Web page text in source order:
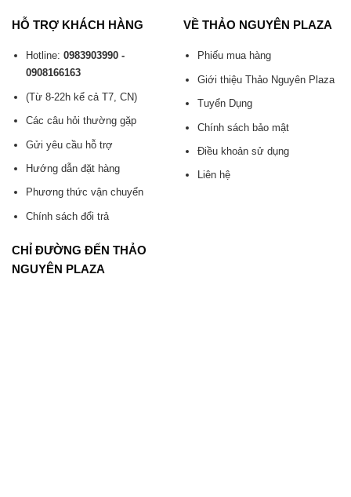
HỖ TRỢ KHÁCH HÀNG
Hotline: 0983903990 -
0908166163
(Từ 8-22h kể cả T7, CN)
Các câu hỏi thường gặp
Gửi yêu cầu hỗ trợ
Hướng dẫn đặt hàng
Phương thức vận chuyển
Chính sách đổi trả
VỀ THẢO NGUYÊN PLAZA
Phiếu mua hàng
Giới thiệu Thảo Nguyên Plaza
Tuyển Dụng
Chính sách bảo mật
Điều khoản sử dụng
Liên hệ
CHỈ ĐƯỜNG ĐẾN THẢO
NGUYÊN PLAZA